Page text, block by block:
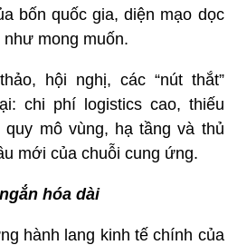
bốn quốc gia, diện mạo dọc
mong muốn.
hội nghị, các “nút thắt”
chi phí logistics cao, thiếu
quy mô vùng, hạ tầng và thủ
mới của chuỗi cung ứng.
hóa dài
hành lang kinh tế chính của